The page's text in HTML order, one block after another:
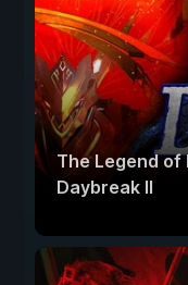
The Legend
Daybreak II